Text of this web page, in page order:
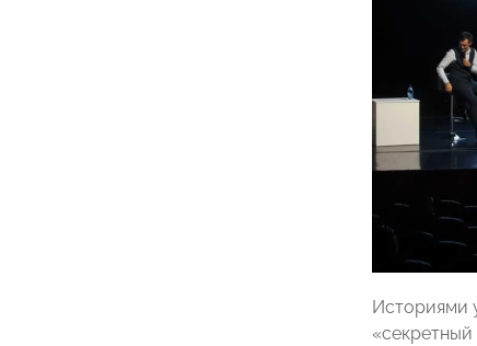
Историями
«секретный